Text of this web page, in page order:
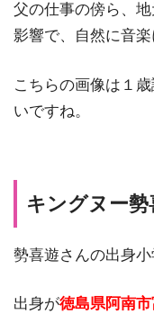
父の仕事の傍ら、
影響で、自然に音楽
こちらの画像は１
いですね。
キングヌー
勢喜遊さんの出身小
出身が徳島県阿南市